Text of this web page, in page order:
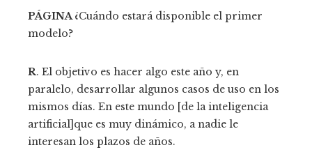
PÁGINA¿Cuándo estará disponible el primer
modelo?
R. El objetivo es hacer algo este año y, en
paralelo, desarrollar algunos casos de uso en los
mismos días. En este mundo [de la inteligencia
artificial]que es muy dinámico, a nadie le
interesan los plazos de años.